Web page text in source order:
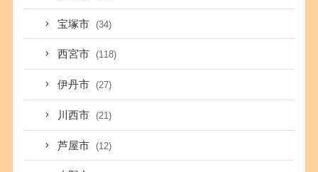
宝塚市 (34)
西宮市 (118)
伊丹市 (27)
川西市 (21)
芦屋市 (12)